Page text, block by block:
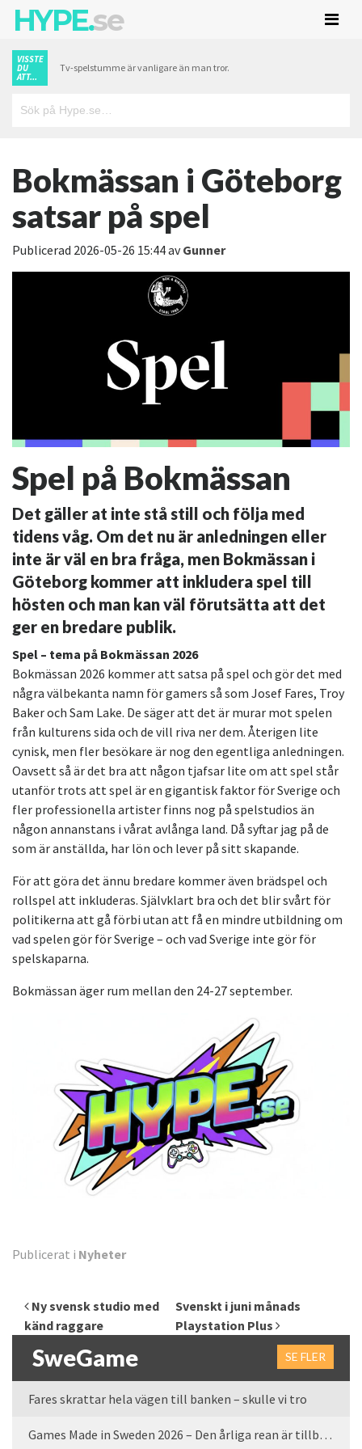
HYPE.se
VISSTE
DU
ATT...
Tv-spelstumme är vanligare än man tror.
Bokmässan i Göteborg
satsar på spel
Publicerad 2026-05-26 15:44avGunner
Spel på Bokmässan
Det gäller at inte stå still och följa med
tidens våg. Om det nu är anledningen eller
inte är väl en bra fråga, men Bokmässan i
Göteborg kommer att inkludera spel till
hösten och man kan väl förutsätta att det
ger en bredare publik.
Spel – tema på Bokmässan 2026
Bokmässan 2026 kommer att satsa på spel och gör det med
några välbekanta namn för gamers så som Josef Fares, Troy
Baker och Sam Lake. De säger att det är murar mot spelen
från kulturens sida och de vill riva ner dem. Återigen lite
cynisk, men fler besökare är nog den egentliga anledningen.
Oavsett så är det bra att någon tjafsar lite om att spel står
utanför trots att spel är en gigantisk faktor för Sverige och
fler professionella artister finns nog på spelstudios än
någon annanstans i vårat avlånga land. Då syftar jag på de
som är anställda, har lön och lever på sitt skapande.
För att göra det ännu bredare kommer även brädspel och
rollspel att inkluderas. Självklart bra och det blir svårt för
politikerna att gå förbi utan att få en mindre utbildning om
vad spelen gör för Sverige – och vad Sverige inte gör för
spelskaparna.
Bokmässan äger rum mellan den 24-27 september.
Publicerat i Nyheter
Inläggsnavigering
Ny svensk studio med
känd raggare
Svenskt i juni månads
Playstation Plus
SweGame SE FLER
Fares skrattar hela vägen till banken – skulle vi tro
Games Made in Sweden 2026 – Den årliga rean är tillbaka